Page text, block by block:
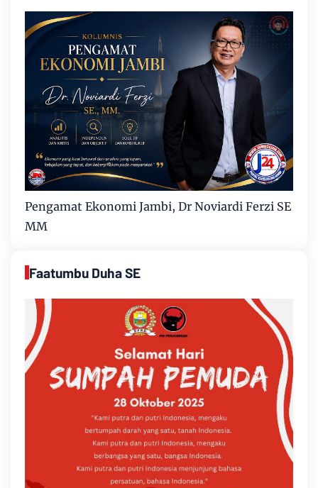
Pengamat Ekonomi Jambi, Dr Noviardi Ferzi SE
MM
Faatumbu Duha SE